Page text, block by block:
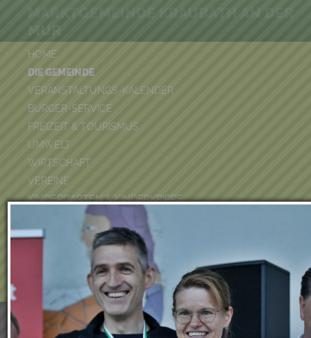
HOME
DIE GEMEINDE
VERANSTALTUNGS-KALENDER
BÜRGER-SERVICE
FREIZEIT & TOURISMUS
UMWELT
WIRTSCHAFT
VEREINE
KINDERGARTEN & KINDERKRIPPE
VOLKSSCHULE
BÜCHEREI
FEUERWEHR
DUATHLON 2026
POOLKALENDER
MUR
Wir verwenden Cookies, um unsere Webseite für Sie
benutzerfreundlich zu gestalten. Wenn Sie fortfahren,